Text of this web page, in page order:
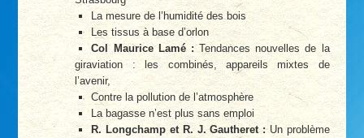
La mesure de l’humidité des bois
Les tissus à base d’orlon
Col Maurice Lamé :Tendances nouvelles de la
giraviation : les combinés, appareils mixtes de
l’avenir,
Contre la pollution de l’atmosphère
La bagasse n’est plus sans emploi
R. Longchamp et R. J. Gautheret : Un problème